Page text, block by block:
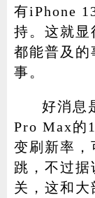
有iPhone
持。这就显
都能普及的
事。
好消息
Pro Max的
变刷新率，
跳，不过
关，这和大